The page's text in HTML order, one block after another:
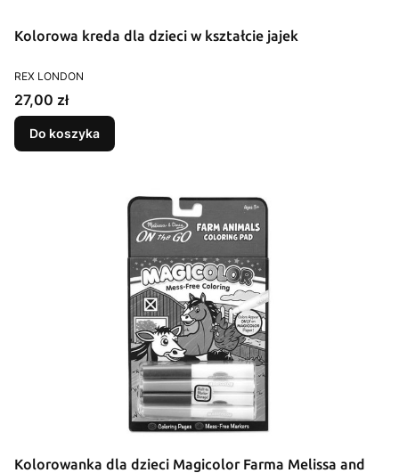
Kolorowa kreda dla dzieci w kształcie jajek
PRODUCENT
REX LONDON
Cena
27,00 zł
Do koszyka
Kolorowanka dla dzieci Magicolor Farma Melissa and